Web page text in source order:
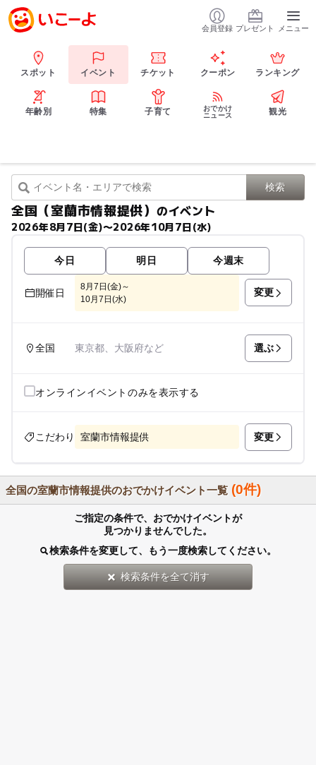
会員登録 プレゼント メニュー
スポット イベント チケット クーポン ランキング
年齢別 特集 子育て
おでかけ
ニュース
観光
全国（室蘭市情報提供） のイベント
2026年8月7日(金)〜2026年10月7日(水)
今日 明日 今週末
開催日
8月7日(金)～
10月7日(水)
変更
全国 東京都、大阪府など 選ぶ
オンラインイベントのみを表示する
こだわり 室蘭市情報提供 変更
全国の室蘭市情報提供のおでかけイベント一覧 (0件)
ご指定の条件で、おでかけイベントが
見つかりませんでした。
検索条件を変更して、もう一度検索してください。
検索条件を全て消す